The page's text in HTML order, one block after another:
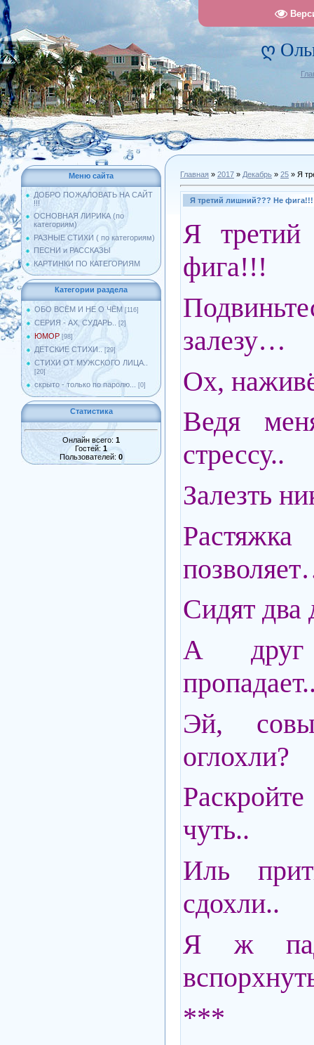
ღ
Меню сайта
ДОБРО ПОЖАЛОВАТЬ НА САЙТ
!!!
ОСНОВНАЯ ЛИРИКА (по
категориям)
РАЗНЫЕ СТИХИ ( по категориям)
ПЕСНИ и РАССКАЗЫ
КАРТИНКИ ПО КАТЕГОРИЯМ
Категории раздела
ОБО ВСЁМ И НЕ О ЧЁМ [116]
СЕРИЯ - АХ, СУДАРЬ.. [2]
ЮМОР [98]
ДЕТСКИЕ СТИХИ.. [29]
СТИХИ ОТ МУЖСКОГО ЛИЦА..
[20]
скрыто - только по паролю... [0]
Статистика
Онлайн всего: 1
Гостей: 1
Пользователей: 0
Главная » 2017 » Декабрь » 25 » Я
Я третий лишний??? Не фига!!!
Я
фига!!!
залезу…
Ох,
Ведя
стрессу..
Залезть
Сидят
А друг
Эй,
оглохли?
чуть..
Иль
сдохли..
Я ж
***